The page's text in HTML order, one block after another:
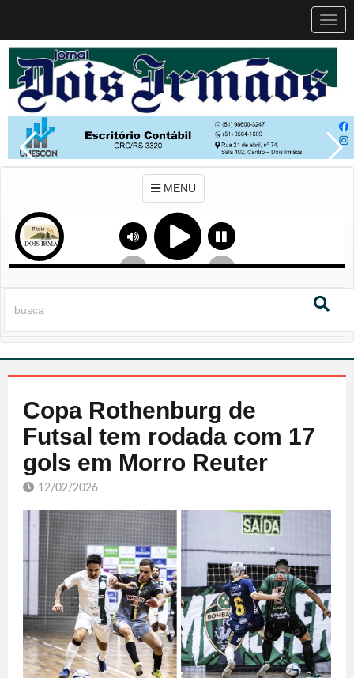
MENU
Copa Rothenburg de
Futsal tem rodada com 17
gols em Morro Reuter
12/02/2026